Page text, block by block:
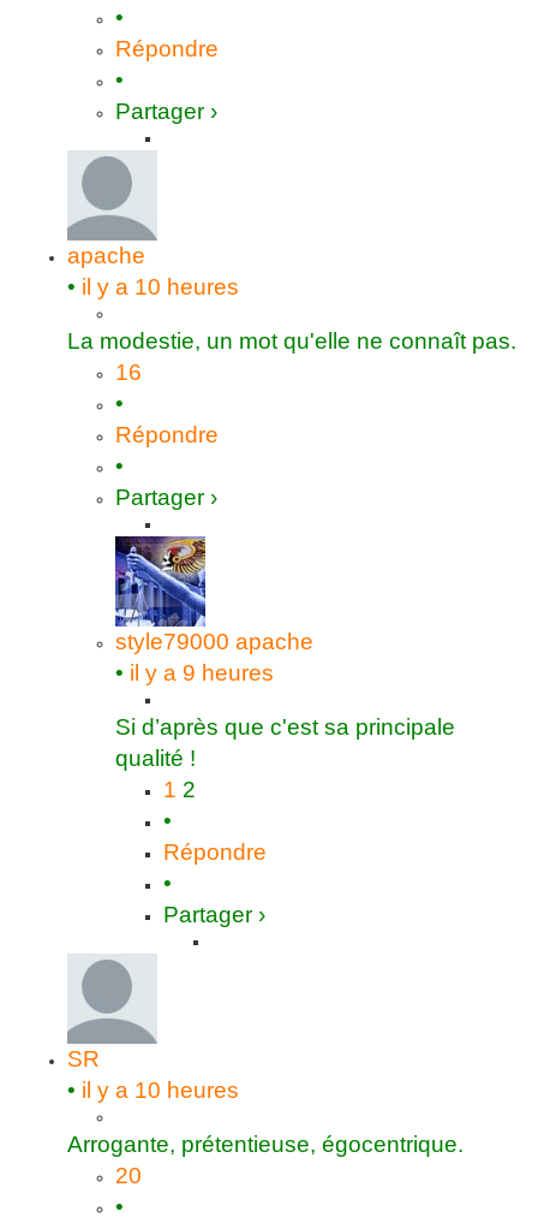
•
Répondre
•
Partager ›
apache
• il y a 10 heures
La modestie, un mot qu'elle ne connaît pas.
16
•
Répondre
•
Partager ›
style79000 apache
• il y a 9 heures
Si d’après que c'est sa principale
qualité !
1 2
•
Répondre
•
Partager ›
SR
• il y a 10 heures
Arrogante, prétentieuse, égocentrique.
20
•